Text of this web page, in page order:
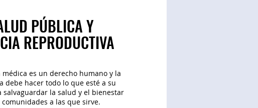
PÚBLICA Y
REPRODUCTIVA
médica es un derecho humano y la
debe hacer todo lo que esté a su
salvaguardar la salud y el bienestar
comunidades a las que sirve.